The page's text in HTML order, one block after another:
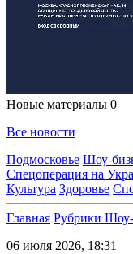
Новые материалы 0
Все новости
Подмосковье Шоу-
Спецоперация на
Культура Здоровье
Главная Рубрики Шоу-
06 июля 2026, 18:31